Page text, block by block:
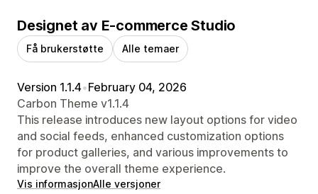
Designet av E-commerce Studio
Få brukerstøtte Alle temaer
Version 1.1.4•February 04, 2026
Carbon Theme v1.1.4
This release introduces new layout options for video
and social feeds, enhanced customization options
for product galleries, and various improvements to
improve the overall theme experience.
Vis informasjonAlle versjoner